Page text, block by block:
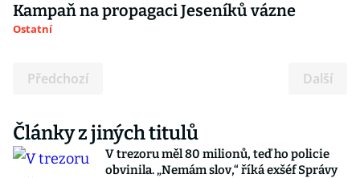
Kampaň na propagaci Jeseníků vázne
Ostatní
Předchozí Další
Články z jiných titulů
V trezoru měl 80 milionů, teď ho policie
obvinila. „Nemám slov,“ říká exšéf Správy